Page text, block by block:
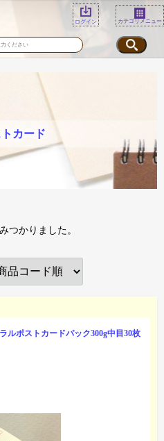
ログイン カテゴリメニュー
カード
つかりました。
ルポストカードパック300g中目30枚